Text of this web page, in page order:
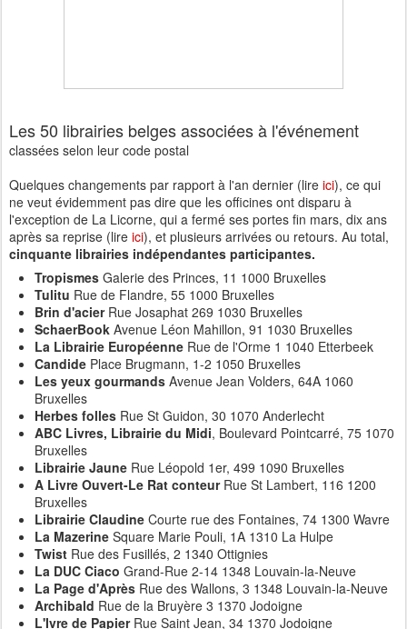
Les 50 librairies belges associées à l'événement
classées selon leur code postal
Quelques changements par rapport à l'an dernier (lire ici), ce qui
ne veut évidemment pas dire que les officines ont disparu à
l'exception de La Licorne, qui a fermé ses portes fin mars, dix ans
après sa reprise (lire ici), et plusieurs arrivées ou retours. Au total,
cinquante librairies indépendantes participantes.
Tropismes Galerie des Princes, 11 1000 Bruxelles
Tulitu Rue de Flandre, 55 1000 Bruxelles
Brin d'acierRue Josaphat 269 1030 Bruxelles
SchaerBook Avenue Léon Mahillon, 91 1030 Bruxelles
La Librairie Européenne Rue de l'Orme 1 1040 Etterbeek
Candide Place Brugmann, 1-2 1050 Bruxelles
Les yeux gourmands Avenue Jean Volders, 64A 1060
Bruxelles
Herbes folles Rue St Guidon, 30 1070 Anderlecht
ABC Livres, Librairie du Midi, Boulevard Pointcarré, 75 1070
Bruxelles
Librairie Jaune Rue Léopold 1er, 499 1090 Bruxelles
A Livre Ouvert-Le Rat conteurRue St Lambert, 116 1200
Bruxelles
Librairie Claudine Courte rue des Fontaines, 74 1300 Wavre
La Mazerine Square Marie Pouli, 1A 1310 La Hulpe
Twist Rue des Fusillés, 2 1340 Ottignies
La DUC Ciaco Grand-Rue 2-14 1348 Louvain-la-Neuve
La Page d'Après Rue des Wallons, 3 1348 Louvain-la-Neuve
Archibald Rue de la Bruyère 3 1370 Jodoigne
L'Ivre de PapierRue Saint Jean, 34 1370 Jodoigne